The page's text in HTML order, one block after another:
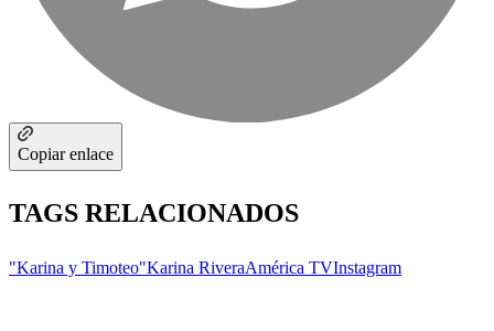
Copiar enlace
TAGS RELACIONADOS
"Karina y Timoteo"Karina RiveraAmérica TVInstagram